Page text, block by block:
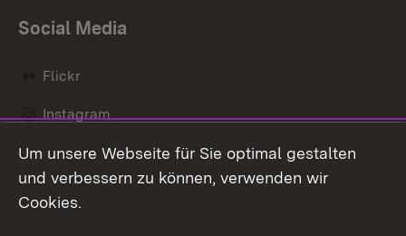
Social Media
Flickr
Instagram
Social Wall
Um unsere Webseite für Sie optimal gestalten
und verbessern zu können, verwenden wir
Cookies.